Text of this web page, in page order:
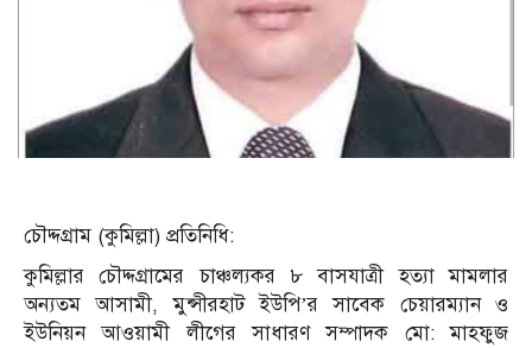
চৌদ্দগ্রাম (কুমিল্লা) প্রতিনিধি:
কুমিল্লার চৌদ্দগ্রামের চাঞ্চল্যকর ৮ বাসযাত্রী হত্যা মামলার
অন্যতম আসামী, মুন্সীরহাট ইউপি’র সাবেক চেয়ারম্যান ও
ইউনিয়ন আওয়ামী লীগের সাধারণ সম্পাদক মো: মাহফুজ